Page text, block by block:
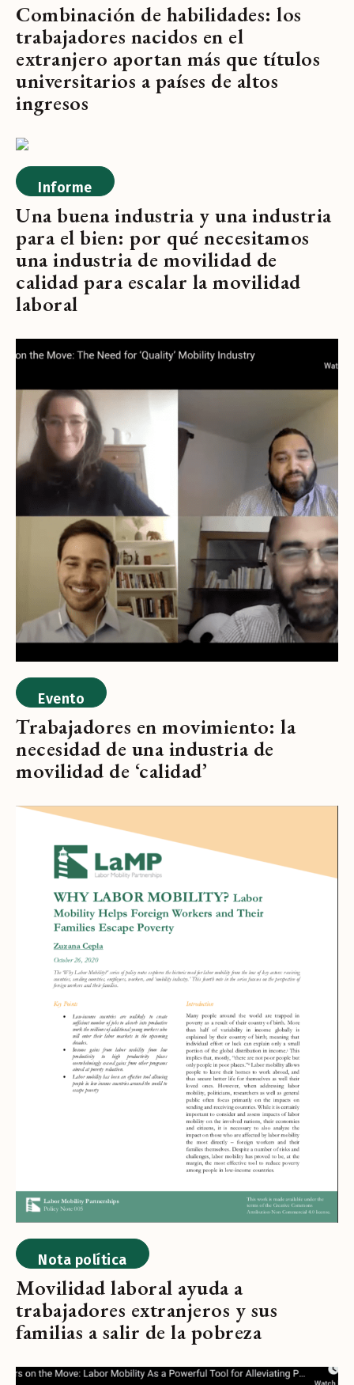
Combinación de habilidades: los
trabajadores nacidos en el
extranjero aportan más que títulos
universitarios a países de altos
ingresos
Informe
Una buena industria y una industria
para el bien: por qué necesitamos
una industria de movilidad de
calidad para escalar la movilidad
laboral
Evento
Trabajadores en movimiento: la
necesidad de una industria de
movilidad de ‘calidad’
Nota política
Movilidad laboral ayuda a
trabajadores extranjeros y sus
familias a salir de la pobreza